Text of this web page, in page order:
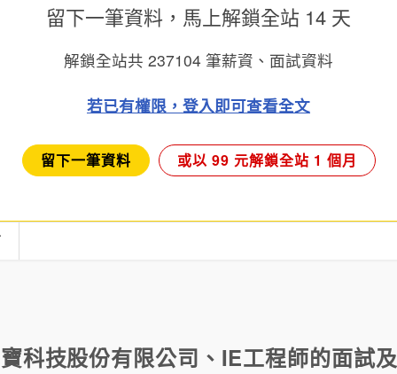
留下一筆資料，馬上解鎖全站 14 天
解鎖全站共 237104 筆薪資、面試資料
若已有權限，登入即可查看全文
留下一筆資料 或以 99 元解鎖全站 1 個月
科技股份有限公司 、 IE工程師的面試